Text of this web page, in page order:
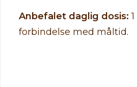
Anbefalet daglig dosis:
forbindelse med måltid.